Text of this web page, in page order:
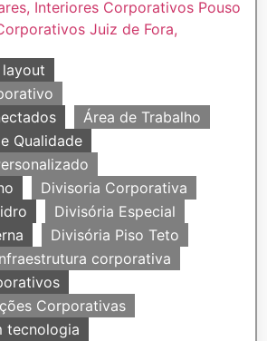
Área de Trabalho
Qualidade
Divisoria Corporativa
Divisória Especial
Divisória Piso Teto
corporativa
Corporativas
tecnologia